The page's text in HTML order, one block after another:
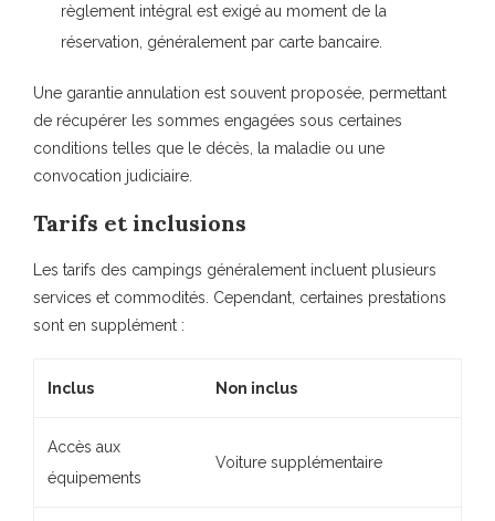
règlement intégral est exigé au moment de la
réservation, généralement par carte bancaire.
Une garantie annulation est souvent proposée, permettant
de récupérer les sommes engagées sous certaines
conditions telles que le décès, la maladie ou une
convocation judiciaire.
Tarifs et inclusions
Les tarifs des campings généralement incluent plusieurs
services et commodités. Cependant, certaines prestations
sont en supplément :
Inclus Non inclus
Accès aux
équipements
Voiture supplémentaire